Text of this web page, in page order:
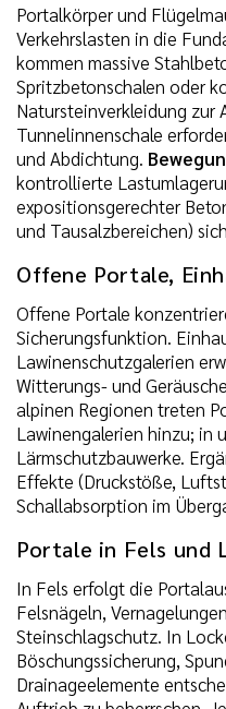
Portalkörper und
Verkehrslasten in die
kommen massive
Spritzbetonschalen oder
Natursteinverkleidung zur
Tunnelinnenschale
und Abdichtung.
kontrollierte
expositionsgerechter
und Tausalzbereichen)
Offene Portale,
Offene Portale
Sicherungsfunktion.
Lawinenschutzgalerien
Witterungs- und
alpinen Regionen treten
Lawinengalerien hinzu; in
Lärmschutzbauwerke.
Effekte (Druckstöße,
Schallabsorption im
Portale in Fels und
In Fels erfolgt die
Felsnägeln,
Steinschlagschutz. In
Böschungssicherung,
Drainageelemente